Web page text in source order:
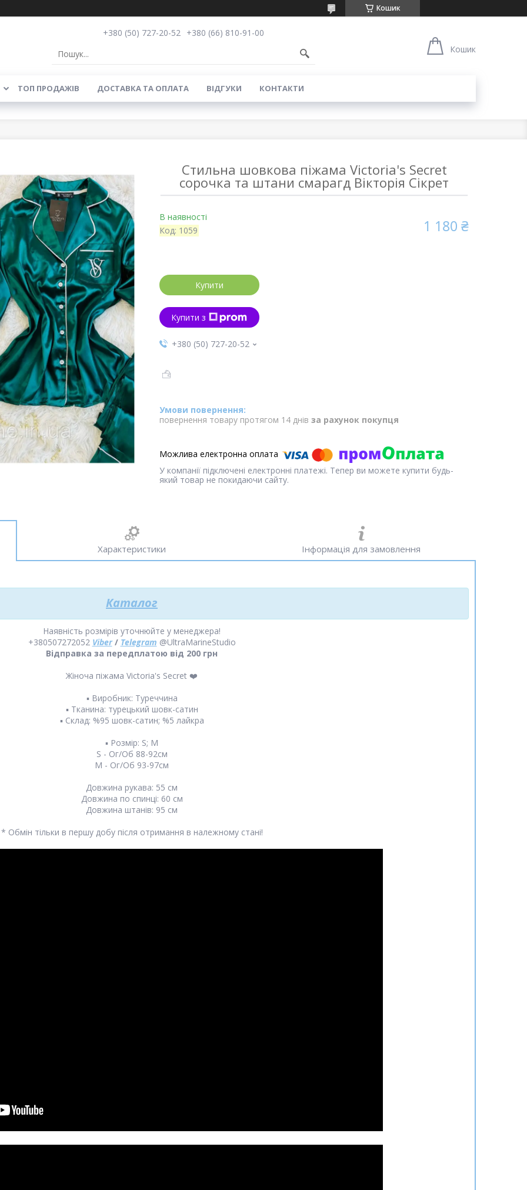
Кошик
+380 (50) 727-20-52 +380 (66) 810-91-00
Кошик
ТОП ПРОДАЖІВ ДОСТАВКА ТА ОПЛАТА ВІДГУКИ КОНТАКТИ
Стильна шовкова піжама Victoria's Secret
сорочка та штани смарагд Вікторія Сікрет
В наявності
Код: 1059 1 180 ₴
Купити
Купити з
+380 (50) 727-20-52
повернення товару протягом 14 днів за рахунок покупця
У компанії підключені електронні платежі. Тепер ви можете купити будь-
який товар не покидаючи сайту.
Характеристики Інформація для замовлення
Каталог
Наявність розмірів уточнюйте у менеджера!
+380507272052 Viber/ Telegram @UltraMarineStudio
Відправка за передплатою від 200 грн
Жіноча піжама Victoria's Secret ❤️
▪️ Виробник: Туреччина
▪️ Тканина: турецький шовк-сатин
▪️ Склад: %95 шовк-сатин; %5 лайкра
▪️ Розмір: S; M
S - Ог/Об 88-92см
М - Ог/Об 93-97см
Довжина рукава: 55 см
Довжина по спинці: 60 см
Довжина штанів: 95 см
* Обмін тільки в першу добу після отримання в належному стані!